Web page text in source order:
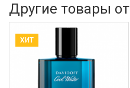
Другие товары от
ХИТ